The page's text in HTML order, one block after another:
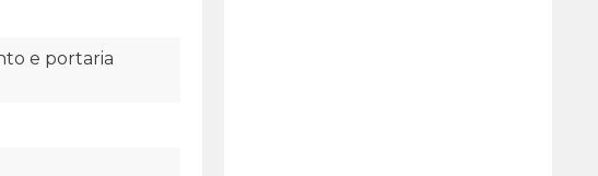
e portaria